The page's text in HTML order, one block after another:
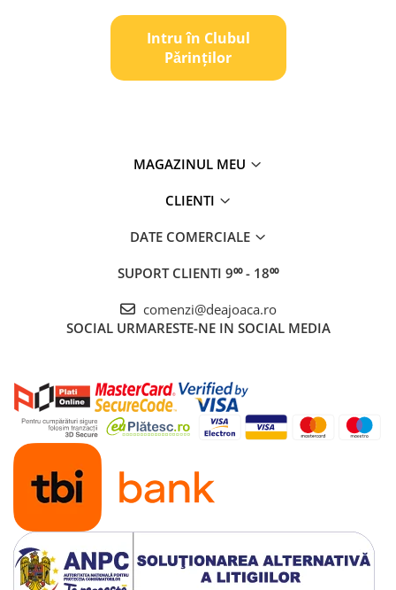
Intru în Clubul
Pǎrinților
MAGAZINUL MEU
CLIENTI
DATE COMERCIALE
SUPORT CLIENTI 9⁰⁰ - 18⁰⁰
comenzi@deajoaca.ro
SOCIAL URMARESTE-NE IN SOCIAL MEDIA